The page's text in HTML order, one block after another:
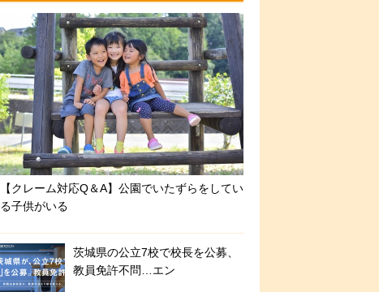
【クレーム対応Q＆A】公園でいたずらをしてい
る子供がいる
茨城県の公立7校で校長を公募、
教員免許不問…エン